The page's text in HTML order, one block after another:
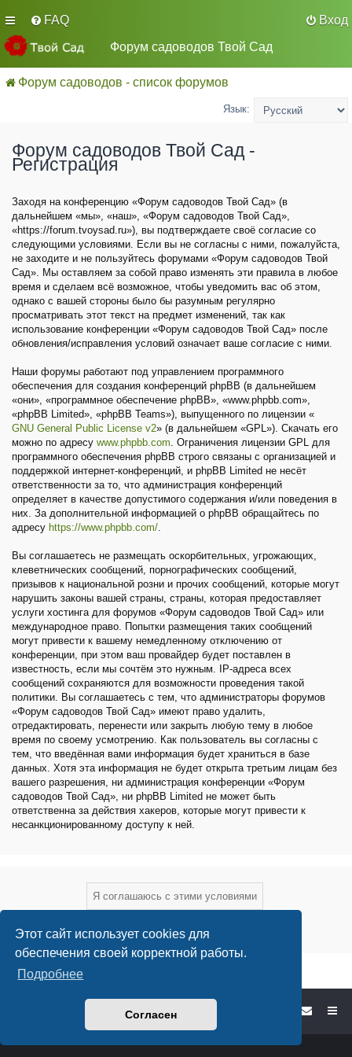
Этот сайт использует cookies для
обеспечения своей корректной работы.
Подробнее
Согласен
FAQ
Вход
Форум садоводов Твой Сад
Форум садоводов - список форумов
Язык:
Форум садоводов Твой Сад -
Регистрация
Заходя на конференцию «Форум садоводов Твой Сад» (в
дальнейшем «мы», «наш», «Форум садоводов Твой Сад»,
«https://forum.tvoysad.ru»), вы подтверждаете своё согласие со
следующими условиями. Если вы не согласны с ними, пожалуйста,
не заходите и не пользуйтесь форумами «Форум садоводов Твой
Сад». Мы оставляем за собой право изменять эти правила в любое
время и сделаем всё возможное, чтобы уведомить вас об этом,
однако с вашей стороны было бы разумным регулярно
просматривать этот текст на предмет изменений, так как
использование конференции «Форум садоводов Твой Сад» после
обновления/исправления условий означает ваше согласие с ними.
Наши форумы работают под управлением программного
обеспечения для создания конференций phpBB (в дальнейшем
«они», «программное обеспечение phpBB», «www.phpbb.com»,
«phpBB Limited», «phpBB Teams»), выпущенного по лицензии «
GNU General Public License v2» (в дальнейшем «GPL»). Скачать его
можно по адресу www.phpbb.com. Ограничения лицензии GPL для
программного обеспечения phpBB строго связаны с организацией и
поддержкой интернет-конференций, и phpBB Limited не несёт
ответственности за то, что администрация конференций
определяет в качестве допустимого содержания и/или поведения в
них. За дополнительной информацией о phpBB обращайтесь по
адресу https://www.phpbb.com/.
Вы соглашаетесь не размещать оскорбительных, угрожающих,
клеветнических сообщений, порнографических сообщений,
призывов к национальной розни и прочих сообщений, которые могут
нарушить законы вашей страны, страны, которая предоставляет
услуги хостинга для форумов «Форум садоводов Твой Сад» или
международное право. Попытки размещения таких сообщений
могут привести к вашему немедленному отключению от
конференции, при этом ваш провайдер будет поставлен в
известность, если мы сочтём это нужным. IP-адреса всех
сообщений сохраняются для возможности проведения такой
политики. Вы соглашаетесь с тем, что администраторы форумов
«Форум садоводов Твой Сад» имеют право удалить,
отредактировать, перенести или закрыть любую тему в любое
время по своему усмотрению. Как пользователь вы согласны с
тем, что введённая вами информация будет храниться в базе
данных. Хотя эта информация не будет открыта третьим лицам без
вашего разрешения, ни администрация конференции «Форум
садоводов Твой Сад», ни phpBB Limited не может быть
ответственна за действия хакеров, которые могут привести к
несанкционированному доступу к ней.
Форум садоводов - список форумов